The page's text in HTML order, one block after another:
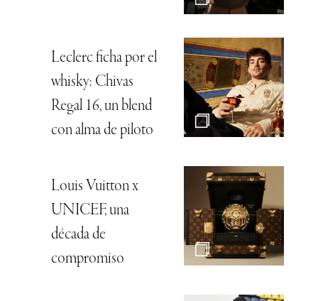
Leclerc ficha por el
whisky: Chivas
Regal 16, un blend
con alma de piloto
Louis Vuitton x
UNICEF, una
década de
compromiso